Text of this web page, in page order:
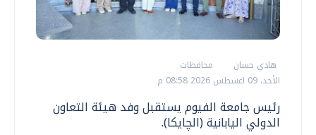
هادي حسان
محافظات
الأحد، 09 اغسطس 2026 08:58 م
رئيس جامعة الفيوم يستقبل وفد هيئة التعاون
الدولي اليابانية (الچايكا).